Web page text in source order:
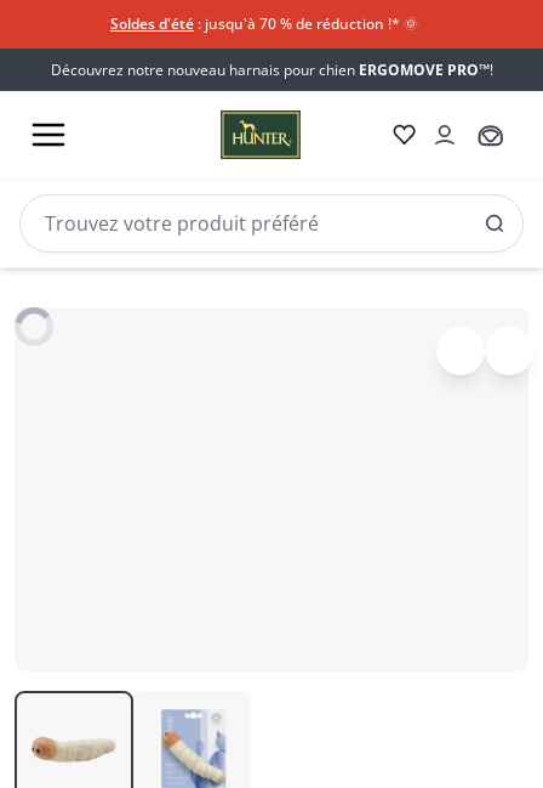
Soldes d'été : jusqu'à 70 % de réduction !*​ 🌞
Découvrez notre nouveau harnais pour chien ERGOMOVE PRO™!